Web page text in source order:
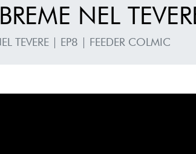
NEL
TEVERE | EP8 | FEEDER COLMIC